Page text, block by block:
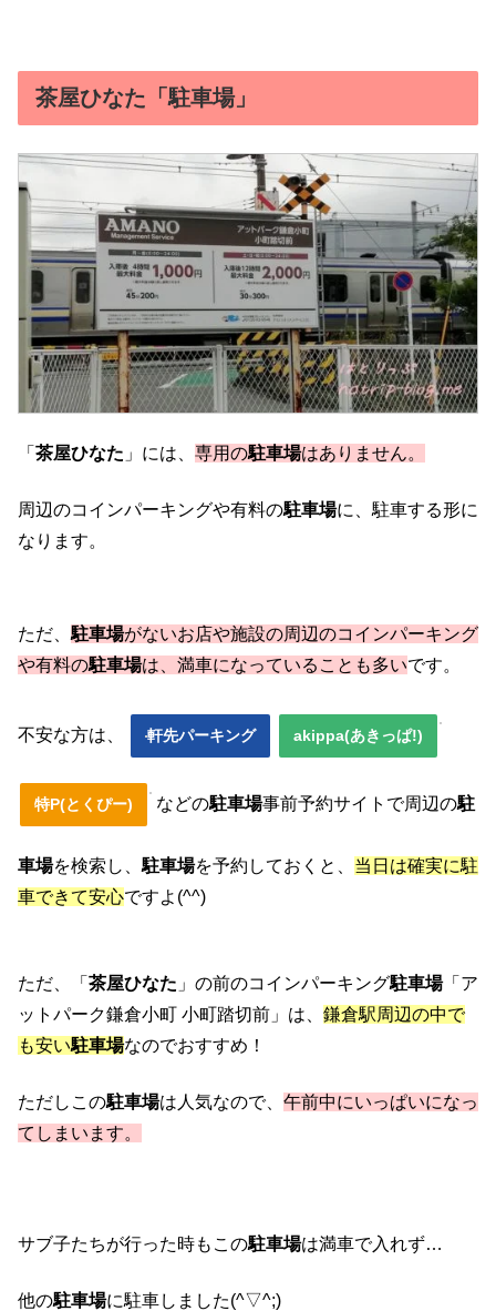
茶屋ひなた「駐車場」
「 茶屋ひなた 」には、 専用の駐車場はありません。
周辺のコインパーキングや有料の駐車場に、駐車する形に
なります。
ただ、 駐車場がないお店や施設の周辺のコインパーキング
や有料の駐車場は、満車になっていることも多いです。
不安な方は、 軒先パーキング akippa(あきっぱ!)
特P(とくぴー) などの駐車場事前予約サイトで周辺の駐
車場を検索し、 駐車場を予約しておくと、 当日は確実に駐
車できて安心ですよ(^^)
ただ、「 茶屋ひなた 」の前のコインパーキング駐車場「ア
ットパーク鎌倉小町 小町踏切前」は、 鎌倉駅周辺の中で
も安い駐車場なのでおすすめ！
ただしこの駐車場は人気なので、 午前中にいっぱいになっ
てしまいます。
サブ子たちが行った時もこの駐車場は満車で入れず…
他の駐車場に駐車しました(^▽^;)